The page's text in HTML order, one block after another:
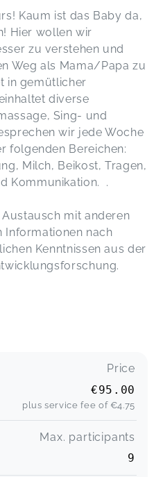
Kaum ist das Baby da,
Hier wollen wir
zu verstehen und
Weg als Mama/Papa zu
in gemütlicher
diverse
Sing- und
wir jede Woche
folgenden Bereichen:
Milch, Beikost, Tragen,
Kommunikation. .
mit anderen
Informationen nach
Kenntnissen aus der
Price
€95.00
plus service fee of €4.75
Max. participants
9